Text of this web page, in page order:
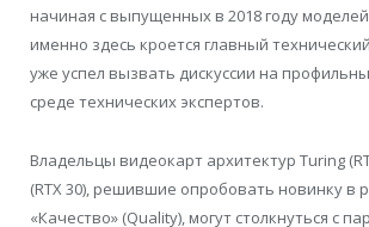
начиная с выпущенных в 2018 году моделей
именно здесь кроется главный
уже успел вызвать дискуссии на
среде технических экспертов.
Владельцы видеокарт архитектур Turing
(RTX 30), решившие опробовать новинку в
«Качество» (Quality), могут столкнуться с